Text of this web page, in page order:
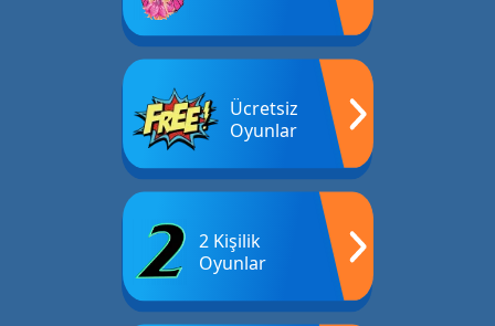
Ücretsiz
Oyunlar
2 Kişilik
Oyunlar